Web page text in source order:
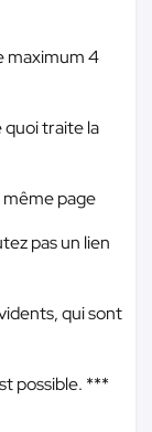
maximum 4
quoi traite la
même page
pas un lien
qui sont
possible. ***